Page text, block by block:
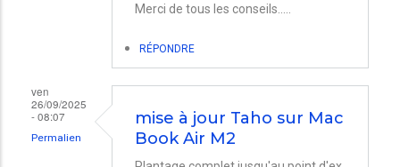
Merci de tous les conseils.....
RÉPONDRE
ven
26/09/2025
- 08:07
Permalien
mise à jour Taho sur Mac
Book Air M2